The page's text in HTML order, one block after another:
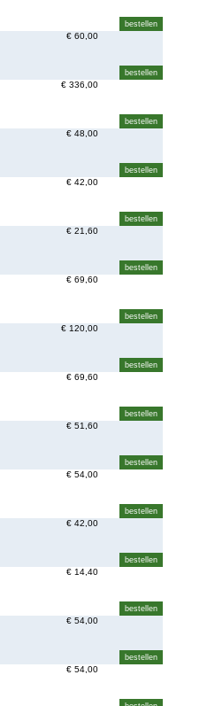
€ 60,00
€ 336,00
€ 48,00
€ 42,00
€ 21,60
€ 69,60
€ 120,00
€ 69,60
€ 51,60
€ 54,00
€ 42,00
€ 14,40
€ 54,00
€ 54,00